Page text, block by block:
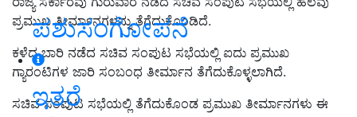
ಪಶುಸಂಗೋಪನೆ
ಇತರೆ
ಪ್ರಮುಖ ತೀರ್ಮಾನಗಳನ್ನು ತೆಗೆದುಕೊಂಡಿದೆ.
ಕಳೆದ ಬಾರಿ ನಡೆದ ಸಚಿವ ಸಂಪುಟ ಸಭೆಯಲ್ಲಿ ಐದು ಪ್ರಮುಖ
ಗ್ಯಾರಂಟಿಗಳ ಜಾರಿ ಸಂಬಂಧ ತೀರ್ಮಾನ ತೆಗೆದುಕೊಳ್ಳಲಾಗಿದೆ.
ಸಚಿವ ಸಂಪುಟ ಸಭೆಯಲ್ಲಿ ತೆಗೆದುಕೊಂಡ ಪ್ರಮುಖ ತೀರ್ಮಾನಗಳು ಈ